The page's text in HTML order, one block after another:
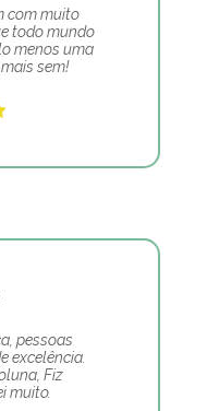
com muito
todo mundo
menos uma
sem!
pessoas
excelência.
Fiz
muito.